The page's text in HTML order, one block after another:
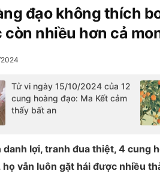
đạo không thích
nhiều hơn cả
Tử vi ngày 15/10/2024 của 12
cung hoàng đạo: Ma Kết cảm
thấy bất an
danh lợi, tranh đua thiệt, 4 cung
họ vẫn luôn gặt hái được nhiều